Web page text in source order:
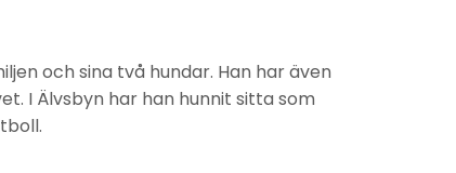
och sina två hundar. Han har även
I Älvsbyn har han hunnit sitta som